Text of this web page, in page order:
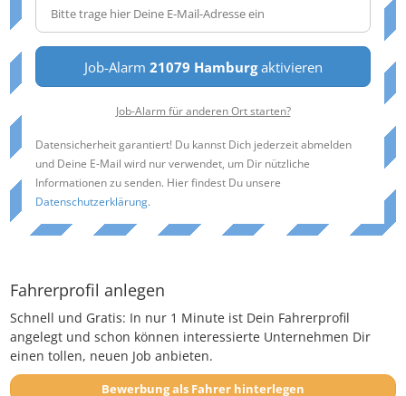
Job-Alarm 21079 Hamburgaktivieren
Job-Alarm für anderen Ort starten?
Datensicherheit garantiert! Du kannst Dich jederzeit abmelden
und Deine E-Mail wird nur verwendet, um Dir nützliche
Informationen zu senden. Hier findest Du unsere
Datenschutzerklärung.
Fahrerprofil anlegen
Schnell und Gratis: In nur 1 Minute ist Dein Fahrerprofil
angelegt und schon können interessierte Unternehmen Dir
einen tollen, neuen Job anbieten.
Bewerbung als Fahrer hinterlegen